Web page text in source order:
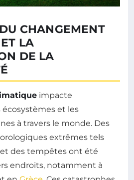
CHANGEMENT
LA
DE LA
impacte
et les
à travers le monde. Des
extrêmes tels
des tempêtes ont été
endroits, notamment à